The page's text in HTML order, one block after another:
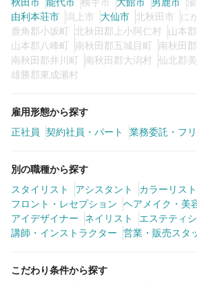
由利本荘市 潟上市 大仙市 北秋田市 に
鹿角郡小坂町
北秋田郡上小阿仁村 山本
山本郡八峰町
南秋田郡五城目町
南秋田
南秋田郡井川町
南秋田郡大潟村 仙北郡
雄勝郡東成瀬村
雇用形態から探す
正社員
契約社員・パート 業務委託・フ
別の職種から探す
スタイリスト
アシスタント
カラーリスト
フロント・レセプション
ヘアメイク・美
アイデザイナー
ネイリスト
エステティ
講師・インストラクター
営業・販売スタ
こだわり条件から探す